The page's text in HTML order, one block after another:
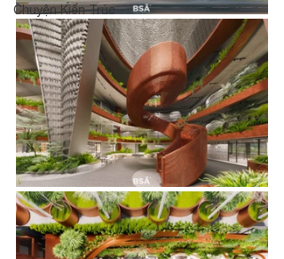
Chuyện Kiến Trúc